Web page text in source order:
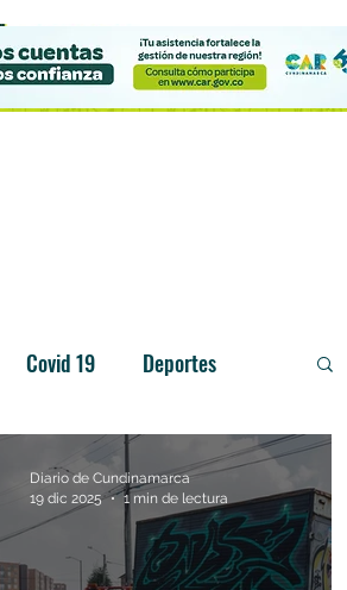
Covid 19 Deportes
Diario de Cundinamarca
19 dic 2025
1 min de lectura